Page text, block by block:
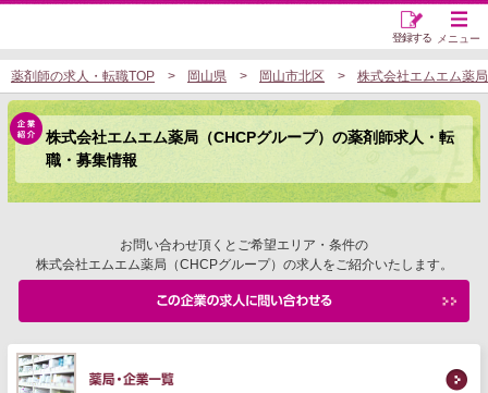
メニュー
登録する
薬剤師の求人・転職TOP 岡山県 岡山市北区 株式会社エムエム薬
株式会社エムエム薬局（CHCPグループ）の薬剤師求人・転
職・募集情報
お問い合わせ頂くとご希望エリア・条件の
株式会社エムエム薬局（CHCPグループ）の求人をご紹介いたします。